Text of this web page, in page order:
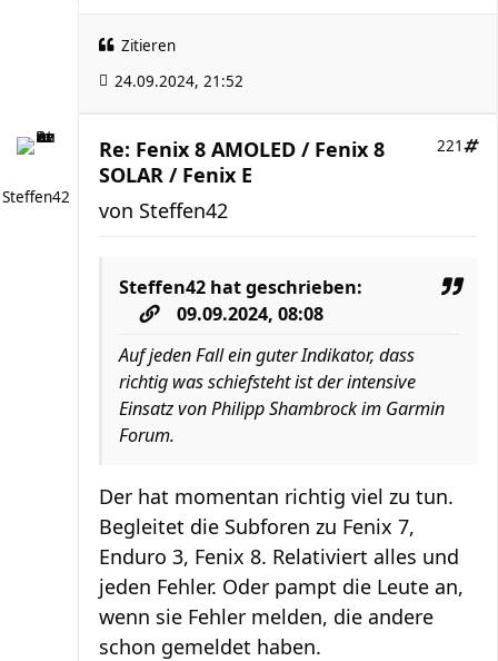
Zitieren
24.09.2024, 21:52
Steffen42
Re: Fenix 8 AMOLED / Fenix 8
SOLAR / Fenix E
221
von Steffen42
Steffen42 hat geschrieben:
09.09.2024, 08:08
Auf jeden Fall ein guter Indikator, dass
richtig was schiefsteht ist der intensive
Einsatz von Philipp Shambrock im Garmin
Forum.
Der hat momentan richtig viel zu tun.
Begleitet die Subforen zu Fenix 7,
Enduro 3, Fenix 8. Relativiert alles und
jeden Fehler. Oder pampt die Leute an,
wenn sie Fehler melden, die andere
schon gemeldet haben.